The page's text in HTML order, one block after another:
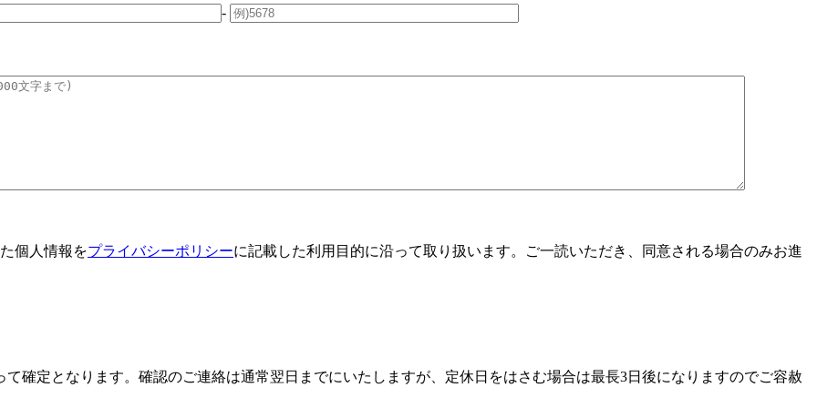
-
個人情報をプライバシーポリシーに記載した利用目的に沿って取り扱います。ご一読いただき、同意される場合のみお進
確定となります。確認のご連絡は通常翌日までにいたしますが、定休日をはさむ場合は最長3日後になりますのでご容赦